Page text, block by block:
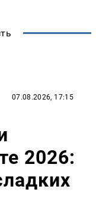
07.08.2026, 17:15
2026: